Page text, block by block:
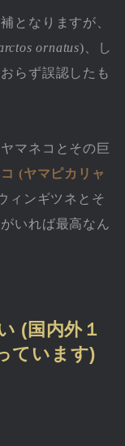
となりますが、
ornatus)、し
らず誤認したも
マネコとその巨
(ヤマピカリャ
ィンギツネとそ
いれば最高なん
(国内外１
ています)